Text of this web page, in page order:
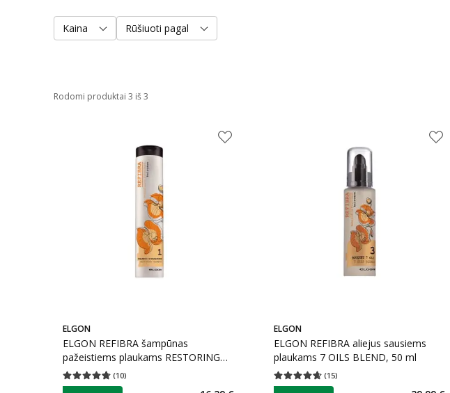
Kaina Rūšiuoti pagal
Rodomi produktai 3 iš 3
ELGON
ELGON REFIBRA šampūnas
pažeistiems plaukams RESTORING
SHAMPOO, 250 ml
(10)
Vidutinis įvertinimas 4.70
ELGON
ELGON REFIBRA aliejus sausiems
plaukams 7 OILS BLEND, 50 ml
(15)
Vidutinis įvertinimas 4.67